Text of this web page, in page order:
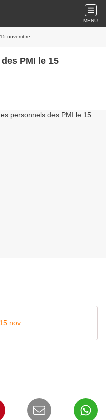
MENU
novembre.
PMI le 15
nov